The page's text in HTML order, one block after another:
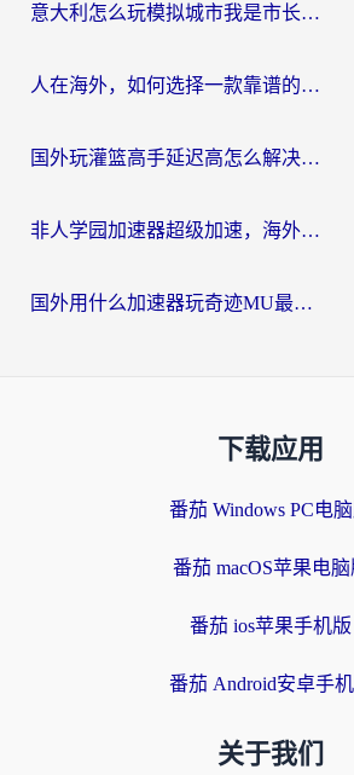
意大利怎么玩模拟城市我是市长？海外党国服游戏加速终极攻略（附三国3量子特攻解决办法）
人在海外，如何选择一款靠谱的玩剑灵2加速器？
国外玩灌篮高手延迟高怎么解决？海外玩家国服游戏加速终极指南
非人学园加速器超级加速，海外玩家重返国服的通行证
国外用什么加速器玩奇迹MU最好？2026海外玩家国服游戏加速全攻略
下载应用
番茄 Windows PC电
番茄 macOS苹果电脑
番茄 ios苹果手机版
番茄 Android安卓手
关于我们